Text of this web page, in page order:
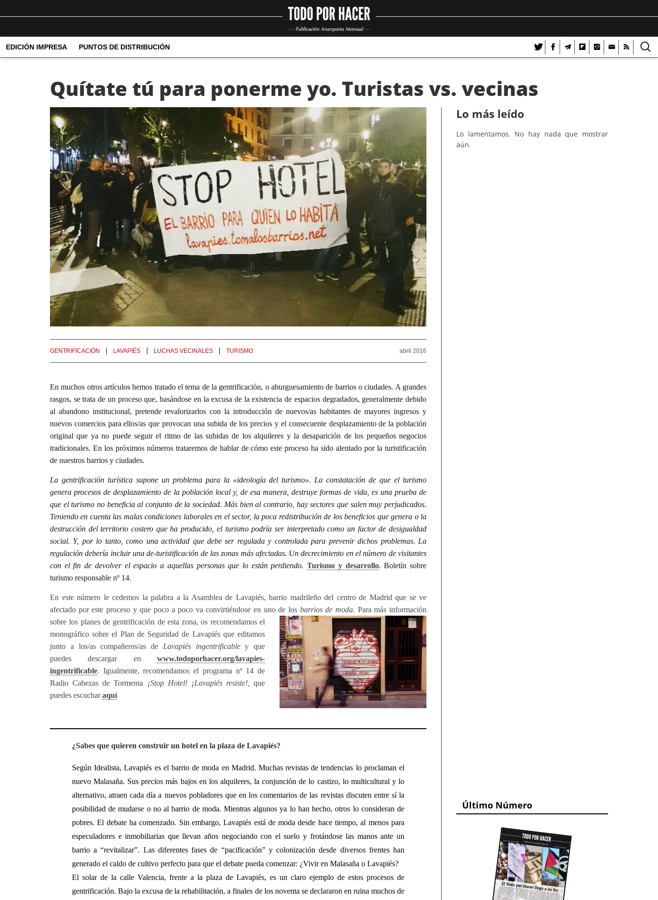
EDICIÓN IMPRESA PUNTOS DE DISTRIBUCIÓN
Quítate tú para ponerme yo. Turistas vs. vecinas
abril 2016
GENTRIFICACIÓN LAVAPIÉS LUCHAS VECINALES TURISMO
En muchos otros artículos hemos tratado el tema de la gentrificación, o aburguesamiento de barrios o ciudades. A grandes
rasgos, se trata de un proceso que, basándose en la excusa de la existencia de espacios degradados, generalmente debido
al abandono institucional, pretende revalorizarlos con la introducción de nuevos/as habitantes de mayores ingresos y
nuevos comercios para ellos/as que provocan una subida de los precios y el consecuente desplazamiento de la población
original que ya no puede seguir el ritmo de las subidas de los alquileres y la desaparición de los pequeños negocios
tradicionales. En los próximos números trataremos de hablar de cómo este proceso ha sido alentado por la turistificación
de nuestros barrios y ciudades.
La gentrificación turística supone un problema para la «ideología del turismo». La constatación de que el turismo
genera procesos de desplazamiento de la población local y, de esa manera, destruye formas de vida, es una prueba de
que el turismo no beneficia al conjunto de la sociedad. Más bien al contrario, hay sectores que salen muy perjudicados.
Teniendo en cuenta las malas condiciones laborales en el sector, la poca redistribución de los beneficios que genera o la
destrucción del territorio costero que ha producido, el turismo podría ser interpretado como un factor de desigualdad
social. Y, por lo tanto, como una actividad que debe ser regulada y controlada para prevenir dichos problemas. La
regulación debería incluir una de-turistificación de las zonas más afectadas. Un decrecimiento en el número de visitantes
con el fin de devolver el espacio a aquellas personas que lo están perdiendo.Turismo y desarrollo. Boletín sobre
turismo responsable nº 14.
En este número le cedemos la palabra a la Asamblea de Lavapiés, barrio madrileño del centro de Madrid que se ve
afectado por este proceso y que poco a poco va convirtiéndose en uno de los barrios de moda. Para más información
sobre los planes de gentrificación de esta zona, os recomendamos el
monográfico sobre el Plan de Seguridad de Lavapiés que editamos
junto a los/as compañeros/as de Lavapiés ingentrificabley que
puedes descargar en www.todoporhacer.org/lavapies-
ingentrificable. Igualmente, recomendamos el programa nº 14 de
Radio Cabezas de Tormenta
¡Stop Hotel! ¡Lavapiés resiste!, que
puedes escucharaquí
¿Sabes que quieren construir un hotel en la plaza de Lavapiés?
Según Idealista, Lavapiés es el barrio de moda en Madrid. Muchas revistas de tendencias lo proclaman el
nuevo Malasaña. Sus precios más bajos en los alquileres, la conjunción de lo castizo, lo multicultural y lo
alternativo, atraen cada día a nuevos pobladores que en los comentarios de las revistas discuten entre sí la
posibilidad de mudarse o no al barrio de moda. Mientras algunos ya lo han hecho, otros lo consideran de
pobres. El debate ha comenzado. Sin embargo, Lavapiés está de moda desde hace tiempo, al menos para
especuladores e inmobiliarias que llevan años negociando con el suelo y frotándose las manos ante un
barrio a “revitalizar”. Las diferentes fases de “pacificación” y colonización desde diversos frentes han
generado el caldo de cultivo perfecto para que el debate pueda comenzar: ¿Vivir en Malasaña o Lavapiés?
El solar de la calle Valencia, frente a la plaza de Lavapiés, es un claro ejemplo de estos procesos de
gentrificación. Bajo la excusa de la rehabilitación, a finales de los noventa se declararon en ruina muchos de
Lo más leído
Lo lamentamos. No hay nada que mostrar
aún.
Último Número